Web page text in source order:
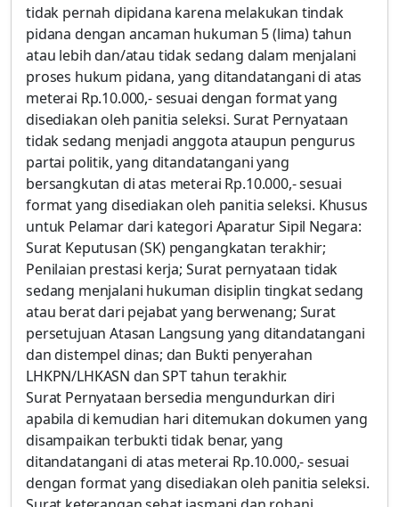
tidak pernah dipidana karena melakukan tindak
pidana dengan ancaman hukuman 5 (lima) tahun
atau lebih dan/atau tidak sedang dalam menjalani
proses hukum pidana, yang ditandatangani di atas
meterai Rp.10.000,- sesuai dengan format yang
disediakan oleh panitia seleksi. Surat Pernyataan
tidak sedang menjadi anggota ataupun pengurus
partai politik, yang ditandatangani yang
bersangkutan di atas meterai Rp.10.000,- sesuai
format yang disediakan oleh panitia seleksi. Khusus
untuk Pelamar dari kategori Aparatur Sipil Negara:
Surat Keputusan (SK) pengangkatan terakhir;
Penilaian prestasi kerja; Surat pernyataan tidak
sedang menjalani hukuman disiplin tingkat sedang
atau berat dari pejabat yang berwenang; Surat
persetujuan Atasan Langsung yang ditandatangani
dan distempel dinas; dan Bukti penyerahan
LHKPN/LHKASN dan SPT tahun terakhir.
Surat Pernyataan bersedia mengundurkan diri
apabila di kemudian hari ditemukan dokumen yang
disampaikan terbukti tidak benar, yang
ditandatangani di atas meterai Rp.10.000,- sesuai
dengan format yang disediakan oleh panitia seleksi.